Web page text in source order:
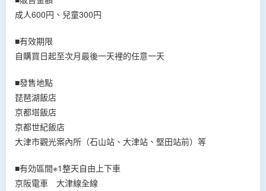
成人600円、兒童300円
■有效期限
自購買日起至次月最後一天裡的任意一天
■發售地點
琵琶湖飯店
京都塔飯店
京都世紀飯店
大津市觀光案內所（石山站、大津站、堅田站前）等
■有効區間※1整天自由上下車
京阪電車 大津線全線